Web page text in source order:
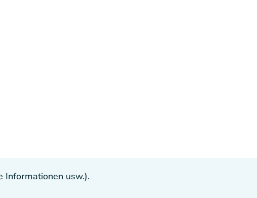
Informationen usw.).